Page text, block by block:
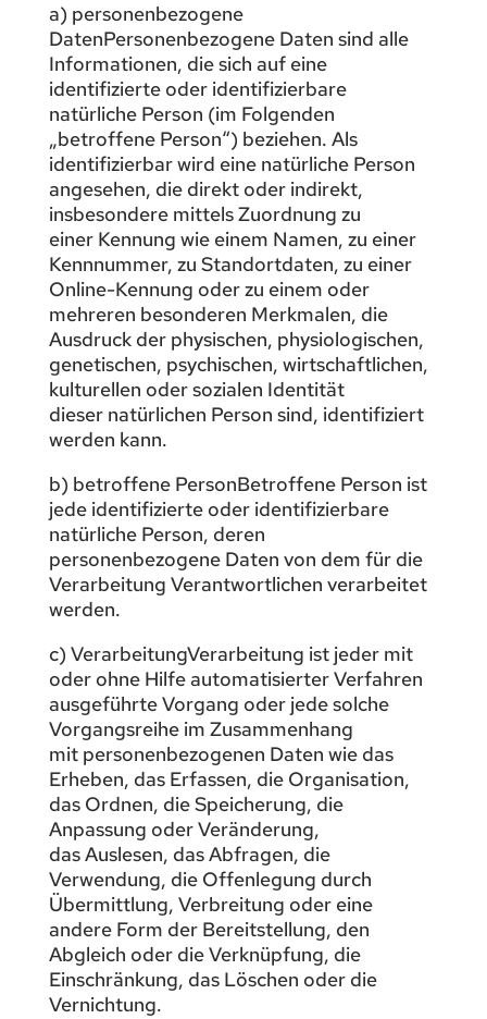
a) personenbezogene
DatenPersonenbezogene Daten sind alle
Informationen, die sich auf eine
identifizierte oder identifizierbare
natürliche Person (im Folgenden
„betroffene Person“) beziehen. Als
identifizierbar wird eine natürliche Person
angesehen, die direkt oder indirekt,
insbesondere mittels Zuordnung zu
einer Kennung wie einem Namen, zu einer
Kennnummer, zu Standortdaten, zu einer
Online-Kennung oder zu einem oder
mehreren besonderen Merkmalen, die
Ausdruck der physischen, physiologischen,
genetischen, psychischen, wirtschaftlichen,
kulturellen oder sozialen Identität
dieser natürlichen Person sind, identifiziert
werden kann.
b) betroffene PersonBetroffene Person ist
jede identifizierte oder identifizierbare
natürliche Person, deren
personenbezogene Daten von dem für die
Verarbeitung Verantwortlichen verarbeitet
werden.
c) VerarbeitungVerarbeitung ist jeder mit
oder ohne Hilfe automatisierter Verfahren
ausgeführte Vorgang oder jede solche
Vorgangsreihe im Zusammenhang
mit personenbezogenen Daten wie das
Erheben, das Erfassen, die Organisation,
das Ordnen, die Speicherung, die
Anpassung oder Veränderung,
das Auslesen, das Abfragen, die
Verwendung, die Offenlegung durch
Übermittlung, Verbreitung oder eine
andere Form der Bereitstellung, den
Abgleich oder die Verknüpfung, die
Einschränkung, das Löschen oder die
Vernichtung.